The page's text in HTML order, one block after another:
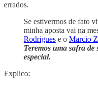
errados.
Se estivermos de fato
minha aposta vai na
Rodrigues e o Marcio
Teremos uma safra de
especial.
Explico: